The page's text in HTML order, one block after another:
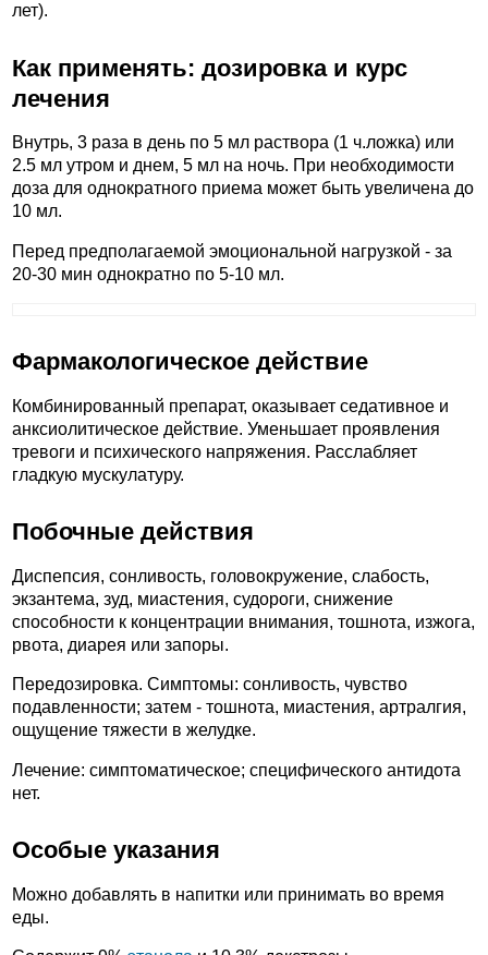
лет).
Как применять: дозировка и курс
лечения
Внутрь, 3 раза в день по 5 мл раствора (1 ч.ложка) или
2.5 мл утром и днем, 5 мл на ночь. При необходимости
доза для однократного приема может быть увеличена до
10 мл.
Перед предполагаемой эмоциональной нагрузкой - за
20-30 мин однократно по 5-10 мл.
Фармакологическое действие
Комбинированный препарат, оказывает седативное и
анксиолитическое действие. Уменьшает проявления
тревоги и психического напряжения. Расслабляет
гладкую мускулатуру.
Побочные действия
Диспепсия, сонливость, головокружение, слабость,
экзантема, зуд, миастения, судороги, снижение
способности к концентрации внимания, тошнота, изжога,
рвота, диарея или запоры.
Передозировка. Симптомы: сонливость, чувство
подавленности; затем - тошнота, миастения, артралгия,
ощущение тяжести в желудке.
Лечение: симптоматическое; специфического антидота
нет.
Особые указания
Можно добавлять в напитки или принимать во время
еды.